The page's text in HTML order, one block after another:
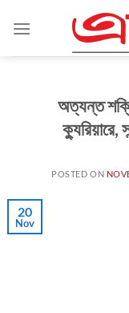
অত্যন্ত
ক্যুরিয়ারে,
POSTED ON
20
Nov